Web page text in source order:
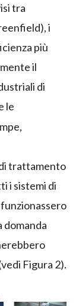
tra
i
più
il
di
le
trattamento
i sistemi di
domanda
Figura 2).